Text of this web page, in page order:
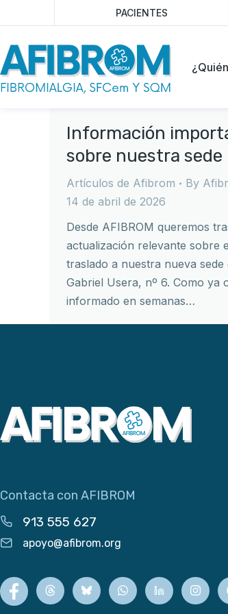
PACIENTES
Información
sobre nuestra sede
Artículos de Afibrom By
14 de abril de 2026
Desde AFIBROM queremos
actualización relevante sobre
traslado a nuestra nueva sede
Gabriel Usera, nº 6. Como ya
informado en semanas…
Contacta con AFIBROM
913 555 627
apoyo@afibrom.org